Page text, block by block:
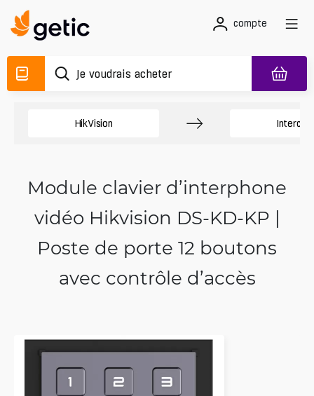
compte
HikVision Intercom
Module clavier d’interphone
vidéo Hikvision DS-KD-KP |
Poste de porte 12 boutons
avec contrôle d’accès